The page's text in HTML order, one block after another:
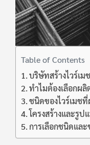
Table of Contents
บริษัทสร้างไวร์เ
ทำไมต้องเลือกผลิ
ชนิดของไวร์เมช
โครงสร้างและรูป
การเลือกชนิดแล